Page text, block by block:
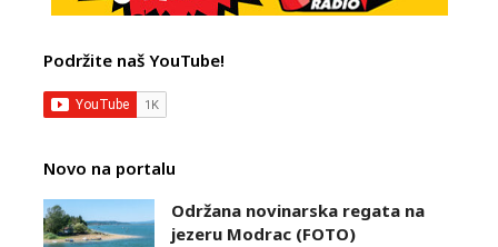
Podržite naš YouTube!
Novo na portalu
Održana novinarska regata na
jezeru Modrac (FOTO)